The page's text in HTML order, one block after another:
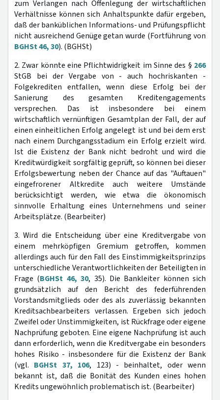
zum Verlangen nach Offenlegung der wirtschaftlichen
Verhältnisse können sich Anhaltspunkte dafür ergeben,
daß der banküblichen Informations- und Prüfungspflicht
nicht ausreichend Genüge getan wurde (Fortführung von
BGHSt 46, 30). (BGHSt)
2. Zwar könnte eine Pflichtwidrigkeit im Sinne des § 266
StGB bei der Vergabe von - auch hochriskanten -
Folgekrediten entfallen, wenn diese Erfolg bei der
Sanierung des gesamten Kreditengagements
versprechen. Das ist insbesondere bei einem
wirtschaftlich vernünftigen Gesamtplan der Fall, der auf
einen einheitlichen Erfolg angelegt ist und bei dem erst
nach einem Durchgangsstadium ein Erfolg erzielt wird.
Ist die Existenz der Bank nicht bedroht und wird die
Kreditwürdigkeit sorgfältig geprüft, so können bei dieser
Erfolgsbewertung neben der Chance auf das "Auftauen"
eingefrorener Altkredite auch weitere Umstände
berücksichtigt werden, wie etwa die ökonomisch
sinnvolle Erhaltung eines Unternehmens und seiner
Arbeitsplätze. (Bearbeiter)
3. Wird die Entscheidung über eine Kreditvergabe von
einem mehrköpfigen Gremium getroffen, kommen
allerdings auch für den Fall des Einstimmigkeitsprinzips
unterschiedliche Verantwortlichkeiten der Beteiligten in
Frage (BGHSt 46, 30, 35). Die Bankleiter können sich
grundsätzlich auf den Bericht des federführenden
Vorstandsmitglieds oder des als zuverlässig bekannten
Kreditsachbearbeiters verlassen. Ergeben sich jedoch
Zweifel oder Unstimmigkeiten, ist Rückfrage oder eigene
Nachprüfung geboten. Eine eigene Nachprüfung ist auch
dann erforderlich, wenn die Kreditvergabe ein besonders
hohes Risiko - insbesondere für die Existenz der Bank
(vgl. BGHSt 37, 106, 123) - beinhaltet, oder wenn
bekannt ist, daß die Bonität des Kunden eines hohen
Kredits ungewöhnlich problematisch ist. (Bearbeiter)